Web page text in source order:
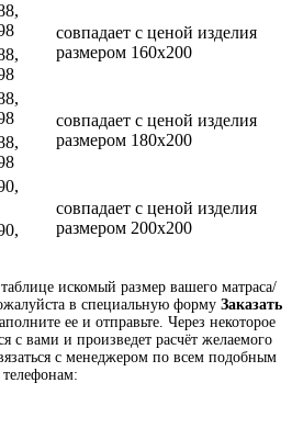
совпадает с ценой изделия
размером 160x200
совпадает с ценой изделия
размером 180x200
совпадает с ценой изделия
размером 200x200
искомый размер вашего матраса/
в специальную форму Заказать
ее и отправьте. Через некоторое
с вами и произведет расчёт желаемого
с менеджером по всем подобным
телефонам: